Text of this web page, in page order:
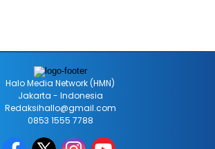
Halo Media Network (HMN)
Jakarta - Indonesia
Redaksihallo@gmail.com
0853 1555 7788